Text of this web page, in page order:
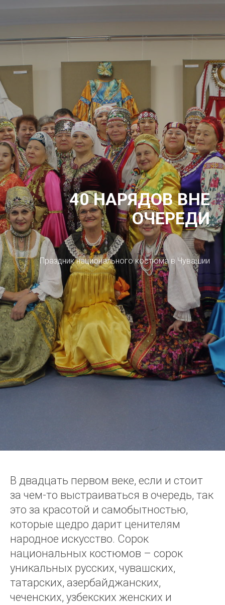
40 НАРЯДОВ ВНЕ
ОЧЕРЕДИ
Праздник национального костюма в Чувашии
В двадцать первом веке, если и стоит
за чем-то выстраиваться в очередь, так
это за красотой и самобытностью,
которые щедро дарит ценителям
народное искусство. Сорок
национальных костюмов – сорок
уникальных русских, чувашских,
татарских, азербайджанских,
чеченских, узбекских женских и